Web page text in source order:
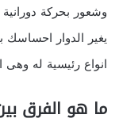
وشعور بحركة
انواع رئيسية له وهى
ما هو الفرق